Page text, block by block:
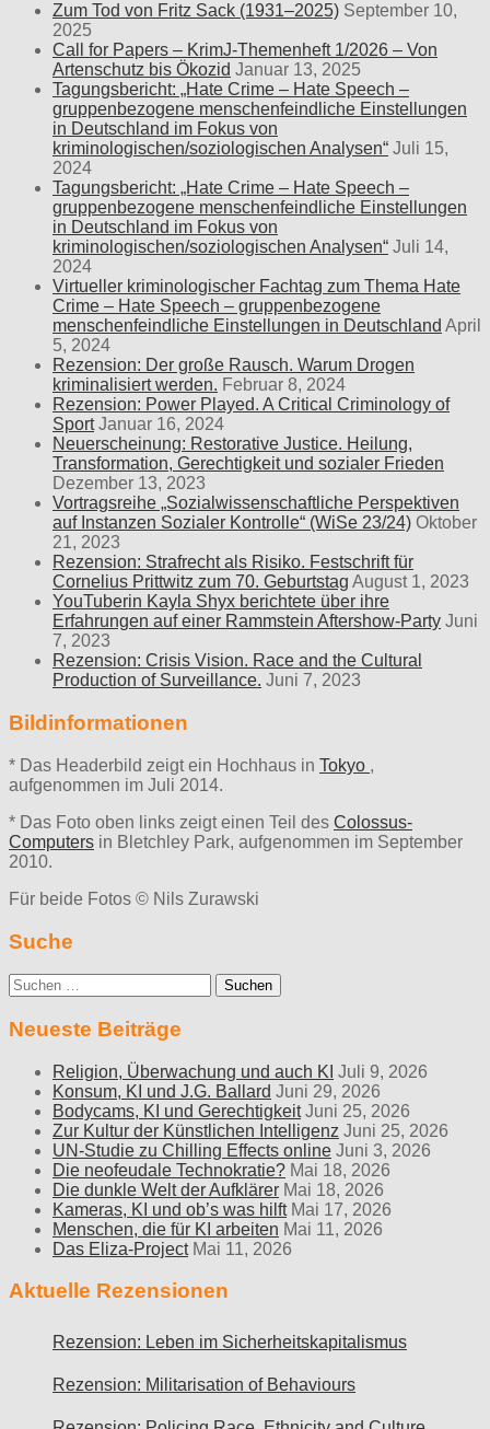
Zum Tod von Fritz Sack (1931–2025) September 10,
2025
Call for Papers – KrimJ-Themenheft 1/2026 – Von
Artenschutz bis Ökozid Januar 13, 2025
Tagungsbericht: „Hate Crime – Hate Speech –
gruppenbezogene menschenfeindliche Einstellungen
in Deutschland im Fokus von
kriminologischen/soziologischen Analysen“ Juli 15,
2024
Tagungsbericht: „Hate Crime – Hate Speech –
gruppenbezogene menschenfeindliche Einstellungen
in Deutschland im Fokus von
kriminologischen/soziologischen Analysen“ Juli 14,
2024
Virtueller kriminologischer Fachtag zum Thema Hate
Crime – Hate Speech – gruppenbezogene
menschenfeindliche Einstellungen in Deutschland April
5, 2024
Rezension: Der große Rausch. Warum Drogen
kriminalisiert werden. Februar 8, 2024
Rezension: Power Played. A Critical Criminology of
Sport Januar 16, 2024
Neuerscheinung: Restorative Justice. Heilung,
Transformation, Gerechtigkeit und sozialer Frieden
Dezember 13, 2023
Vortragsreihe „Sozialwissenschaftliche Perspektiven
auf Instanzen Sozialer Kontrolle“ (WiSe 23/24) Oktober
21, 2023
Rezension: Strafrecht als Risiko. Festschrift für
Cornelius Prittwitz zum 70. Geburtstag August 1, 2023
YouTuberin Kayla Shyx berichtete über ihre
Erfahrungen auf einer Rammstein Aftershow-Party Juni
7, 2023
Rezension: Crisis Vision. Race and the Cultural
Production of Surveillance. Juni 7, 2023
Bildinformationen
* Das Headerbild zeigt ein Hochhaus in Tokyo ,
aufgenommen im Juli 2014.
* Das Foto oben links zeigt einen Teil des Colossus-
Computers in Bletchley Park, aufgenommen im September
2010.
Für beide Fotos © Nils Zurawski
Suche
Suche
nach:
Neueste Beiträge
Religion, Überwachung und auch KI Juli 9, 2026
Konsum, KI und J.G. Ballard Juni 29, 2026
Bodycams, KI und Gerechtigkeit Juni 25, 2026
Zur Kultur der Künstlichen Intelligenz Juni 25, 2026
UN-Studie zu Chilling Effects online Juni 3, 2026
Die neofeudale Technokratie? Mai 18, 2026
Die dunkle Welt der Aufklärer Mai 18, 2026
Kameras, KI und ob’s was hilft Mai 17, 2026
Menschen, die für KI arbeiten Mai 11, 2026
Das Eliza-Project Mai 11, 2026
Aktuelle Rezensionen
Rezension: Leben im Sicherheitskapitalismus
Rezension: Militarisation of Behaviours